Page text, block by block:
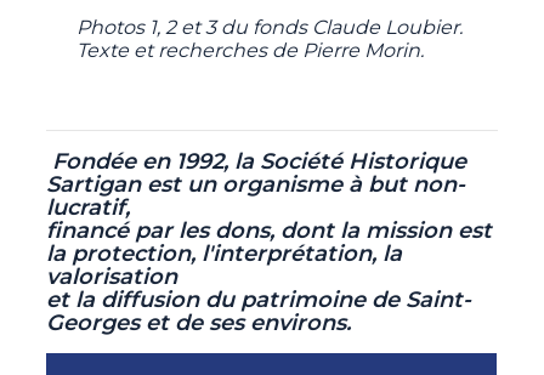
Photos 1, 2 et 3 du fonds Claude Loubier.
Texte et recherches de Pierre Morin.
Fondée en 1992, la Société Historique
Sartigan est un organisme à but non-
lucratif,
financé par les dons, dont la mission est
la protection, l'interprétation, la
valorisation
et la diffusion du patrimoine de Saint-
Georges et de ses environs.